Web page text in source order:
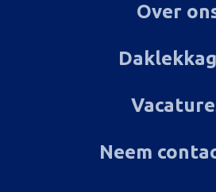
Over
Neem